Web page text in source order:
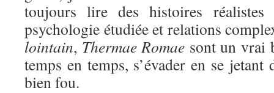
toujours lire des histoires
psychologie étudiée et relations
lointain, Thermae Romae sont un vrai
temps en temps, s’évader en se jetant
bien fou.